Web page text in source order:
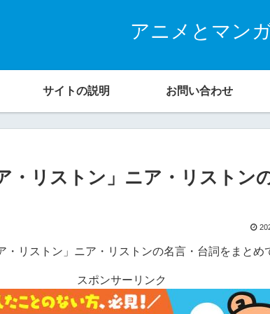
アニメとマン
サイトの説明 お問い合わせ
・リストン」ニア・リストン
・リストン」ニア・リストンの名言・台詞をまとめ
スポンサーリンク